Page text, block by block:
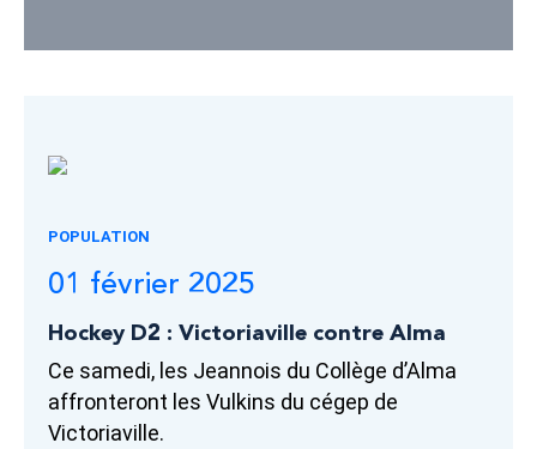
POPULATION
01 février 2025
Hockey D2 : Victoriaville contre Alma
Ce samedi, les Jeannois du Collège d’Alma
affronteront les Vulkins du cégep de
Victoriaville.